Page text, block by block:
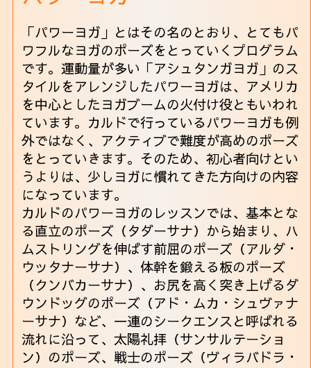
「パワーヨガ」とはその名のとおり、とてもパ
ワフルなヨガのポーズをとっていくプログラム
です。運動量が多い「アシュタンガヨガ」のス
タイルをアレンジしたパワーヨガは、アメリカ
を中心としたヨガブームの火付け役ともいわれ
ています。カルドで行っているパワーヨガも例
外ではなく、アクティブで難度が高めのポーズ
をとっていきます。そのため、初心者向けとい
うよりは、少しヨガに慣れてきた方向けの内容
になっています。
カルドのパワーヨガのレッスンでは、基本とな
る直立のポーズ（タダーサナ）から始まり、ハ
ムストリングを伸ばす前屈のポーズ（アルダ・
ウッタナーサナ）、体幹を鍛える板のポーズ
（クンバカーサナ）、お尻を高く突き上げるダ
ウンドッグのポーズ（アド・ムカ・シュヴァナ
ーサナ）など、一連のシークエンスと呼ばれる
流れに沿って、太陽礼拝（サンサルテーショ
ン）のポーズ、戦士のポーズ（ヴィラバドラ・